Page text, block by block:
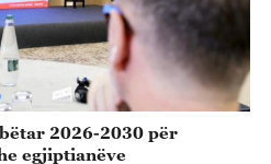
2026-2030 për
egjiptianëve